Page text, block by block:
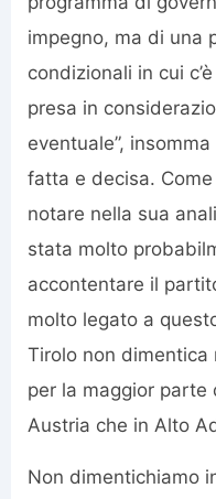
impegno, ma di una
condizionali in cui
presa in
eventuale”,
fatta e decisa.
notare nella sua
stata molto
accontentare il
molto legato a
Tirolo non dimentica
per la maggior parte
Austria che in Alto
Non dimentichiamo